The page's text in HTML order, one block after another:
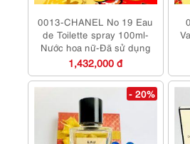
0013-CHANEL No 19 Eau
de Toilette spray 100ml-
Nước hoa nữ-Đã sử dụng
1,432,000 đ
- 20%